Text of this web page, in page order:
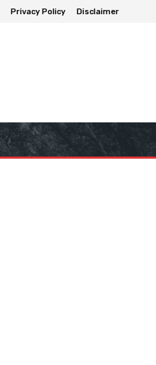
Privacy Policy Disclaimer